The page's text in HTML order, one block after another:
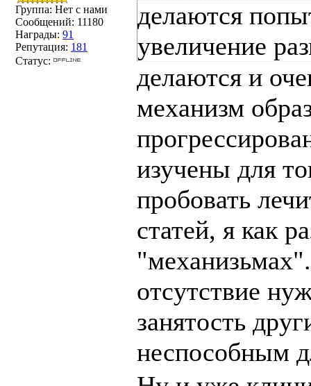
Группа: Нет с нами
Сообщений: 11180
Награды: 91
Репутация: 181
Статус:
делаются
увеличение
делаются и
механизм
изучены для
пробовать
статей, я как
отсутствие
занятость
неспособным